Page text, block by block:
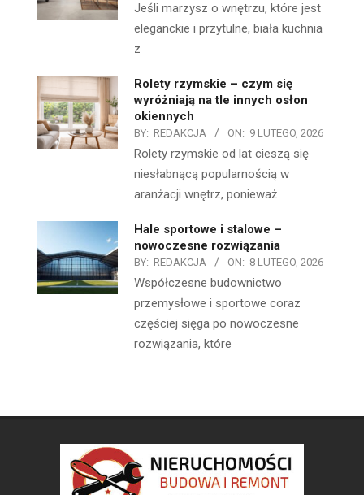
Jeśli marzysz o wnętrzu, które jest
eleganckie i przytulne, biała kuchnia
z
Rolety rzymskie – czym się
wyróżniają na tle innych osłon
okiennych
BY: REDAKCJA ON: 9 LUTEGO, 2026
Rolety rzymskie od lat cieszą się
niesłabnącą popularnością w
aranżacji wnętrz, ponieważ
Hale sportowe i stalowe –
nowoczesne rozwiązania
BY: REDAKCJA ON: 8 LUTEGO, 2026
Współczesne budownictwo
przemysłowe i sportowe coraz
częściej sięga po nowoczesne
rozwiązania, które